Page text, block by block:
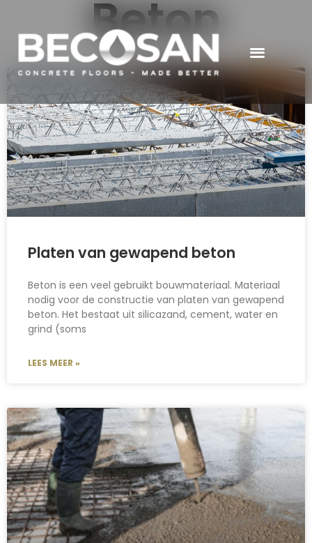
Beton
Platen van gewapend beton
Beton is een veel gebruikt bouwmateriaal. Materiaal
nodig voor de constructie van platen van gewapend
beton. Het bestaat uit silicazand, cement, water en
grind (soms
LEES MEER »